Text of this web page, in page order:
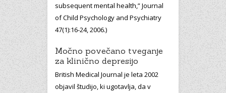
subsequent mental health,” Journal
of Child Psychology and Psychiatry
47(1):16-24, 2006.)
Močno povečano tveganje
za klinično depresijo
British Medical Journal je leta 2002
objavil študijo, ki ugotavlja, da v